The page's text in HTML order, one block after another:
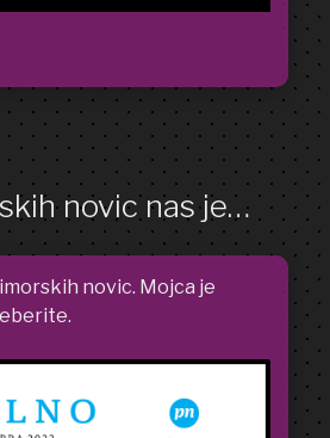
novic nas je…
novic. Mojca je